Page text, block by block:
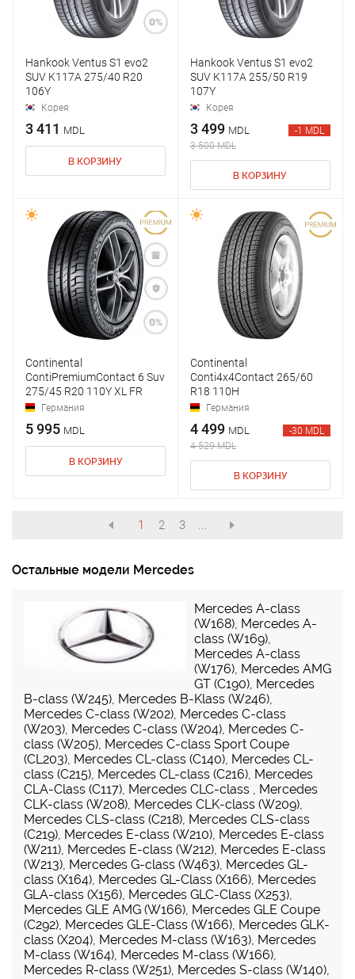
Hankook Ventus S1 evo2
SUV K117A 275/40 R20
106Y
Корея
3 411 MDL
В КОРЗИНУ
Hankook Ventus S1 evo2
SUV K117A 255/50 R19
107Y
Корея
3 499 MDL
3 500 MDL
-1 MDL
В КОРЗИНУ
Continental
ContiPremiumContact 6 Suv
275/45 R20 110Y XL FR
Германия
5 995 MDL
В КОРЗИНУ
Continental
Conti4x4Contact 265/60
R18 110H
Германия
4 499 MDL
4 529 MDL
-30 MDL
В КОРЗИНУ
1 2 3
Остальные модели Mercedes
Mercedes A-class
(W168), Mercedes A-
class (W169),
Mercedes A-class
(W176), Mercedes AMG
GT (C190), Mercedes
B-class (W245), Mercedes B-Klass (W246),
Mercedes C-class (W202), Mercedes C-class
(W203), Mercedes C-class (W204), Mercedes C-
class (W205), Mercedes C-class Sport Coupe
(CL203), Mercedes CL-class (C140), Mercedes CL-
class (C215), Mercedes CL-class (C216), Mercedes
CLA-Class (C117), Mercedes CLC-class , Mercedes
CLK-class (W208), Mercedes CLK-class (W209),
Mercedes CLS-class (C218), Mercedes CLS-class
(C219), Mercedes E-class (W210), Mercedes E-class
(W211), Mercedes E-class (W212), Mercedes E-class
(W213), Mercedes G-class (W463), Mercedes GL-
class (X164), Mercedes GL-Class (X166), Mercedes
GLA-class (X156), Mercedes GLC-Class (X253),
Mercedes GLE AMG (W166), Mercedes GLE Coupe
(C292), Mercedes GLE-Class (W166), Mercedes GLK-
class (X204), Mercedes M-class (W163), Mercedes
M-class (W164), Mercedes M-class (W166),
Mercedes R-class (W251), Mercedes S-class (W140),